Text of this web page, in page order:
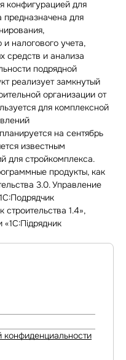
конфигурацией для
для
налогового учета,
средств и анализа
подрядной
реализует замкнутый
организации от
для комплексной
на сентябрь
известным
для стройкомплекса.
продукты, как
3.0. Управление
строительства 1.4»,
«1С:Підрядник
конфиденциальности